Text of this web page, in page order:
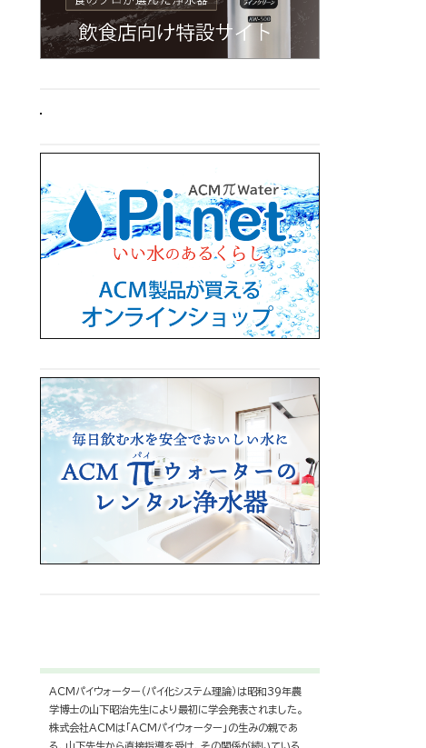
ACMパイウォーター（パイ化システム理論）は昭和39年農
学博士の山下昭治先生により最初に学会発表されました。
株式会社ACMは「ACMパイウォーター」の生みの親であ